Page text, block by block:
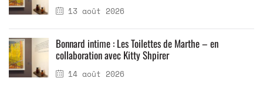
13 août 2026
14 août 2026
Bonnard intime : Les Toilettes de Marthe – en
collaboration avec Kitty Shpirer